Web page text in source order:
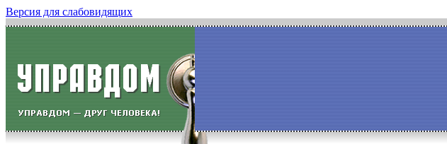
Версия для слабовидящих